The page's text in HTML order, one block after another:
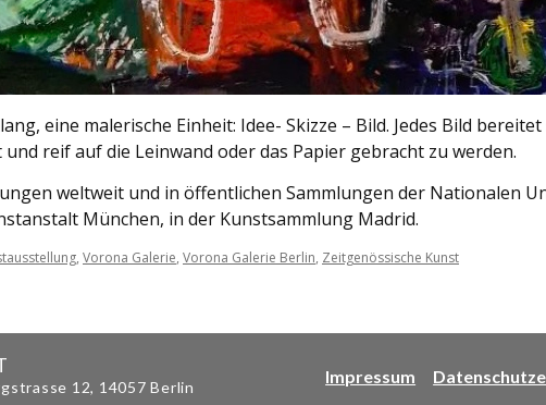
eine malerische Einheit: Idee- Skizze – Bild. Jedes Bild
reif auf die Leinwand oder das Papier gebracht zu werden.
weltweit und in öffentlichen Sammlungen der Nationalen
München, in der Kunstsammlung Madrid.
, Vorona Galerie, Vorona Galerie Berlin, Zeitgenössische Kunst
12, 14057 Berlin
Impressum